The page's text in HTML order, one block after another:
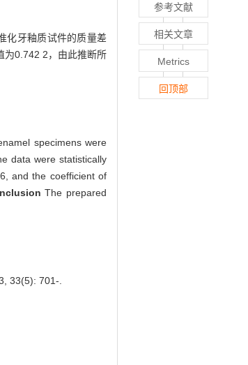
化牙釉质试件的质量差
为0.742 2，由此推断所
specimens were
data were statistically
and the coefficient of
The prepared
33(5): 701-.
参考文献
相关文章
Metrics
回顶部